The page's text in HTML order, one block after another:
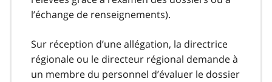
l’échange de renseignements).
Sur réception d’une allégation, la directrice
régionale ou le directeur régional demande à
un membre du personnel d’évaluer le dossier